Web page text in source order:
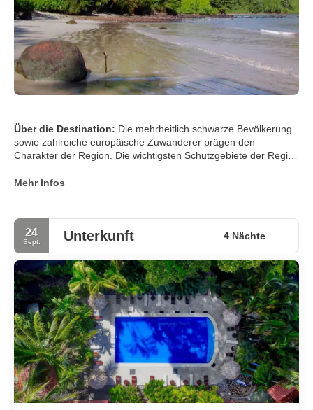
Über die Destination: Die mehrheitlich schwarze Bevölkerung
sowie zahlreiche europäische Zuwanderer prägen den
Charakter der Region. Die wichtigsten Schutzgebiete der Region
Gandoca Manzanillo Naturschutzgebiet. Sie bieten nicht nur
kommen trotz des Erdbebens 1991, welches die vorgelagerten
Korallenriffe teilweise zerstört hat, auf ihre Kosten.
Mehr Infos
24
Sept. Unterkunft 4 Nächte